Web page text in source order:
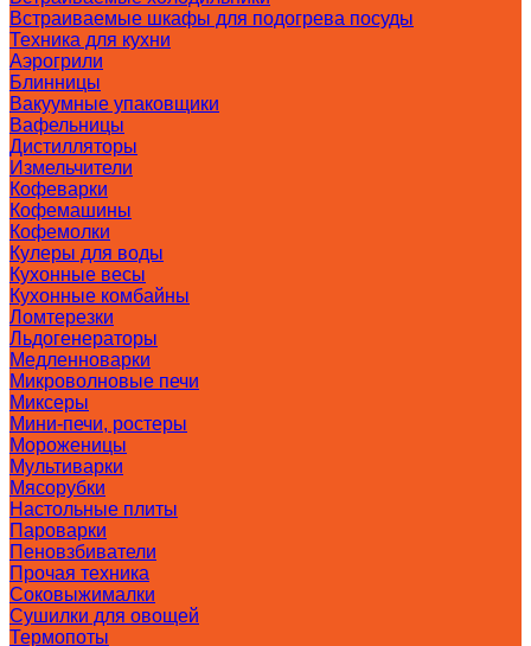
Встраиваемые шкафы для подогрева посуды
Техника для кухни
Аэрогрили
Блинницы
Вакуумные упаковщики
Вафельницы
Дистилляторы
Измельчители
Кофеварки
Кофемашины
Кофемолки
Кулеры для воды
Кухонные весы
Кухонные комбайны
Ломтерезки
Льдогенераторы
Медленноварки
Микроволновые печи
Миксеры
Мини-печи, ростеры
Мороженицы
Мультиварки
Мясорубки
Настольные плиты
Пароварки
Пеновзбиватели
Прочая техника
Соковыжималки
Сушилки для овощей
Термопоты